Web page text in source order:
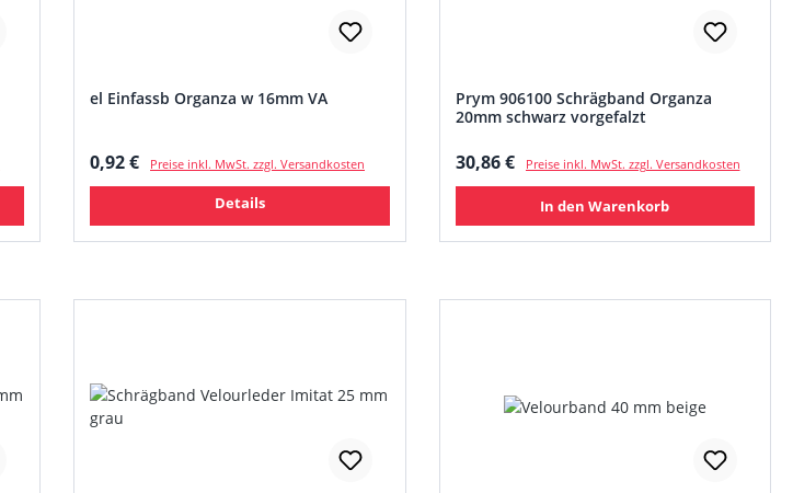
el Einfassb Organza w 16mm VA
Regulärer Preis:
0,92 € Preise inkl. MwSt. zzgl. Versandkosten
Details
Prym 906100 Schrägband Organza
20mm schwarz vorgefalzt
Regulärer Preis:
30,86 € Preise inkl. MwSt. zzgl. Versandkosten
In den Warenkorb